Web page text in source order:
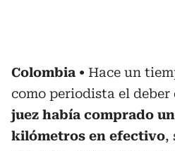
Colombia
Hace un
como periodista el deber
juez había comprado
kilómetros en efectivo,